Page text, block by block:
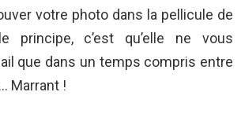
votre photo dans la pellicule de
principe, c’est qu’elle ne vous
que dans un temps compris entre
Marrant !